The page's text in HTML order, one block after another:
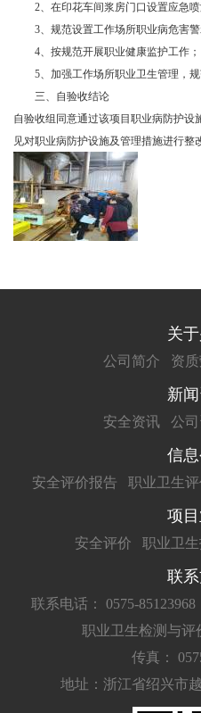
2、在印花车间浆房门口设置应急喷
3、规范设置工作场所职业病危害警
4、按规范开展职业健康监护工作；
5、加强工作场所职业卫生管理，
三、自验收结论
自验收组同意通过该项目职业病防护
见对职业病防护设施及管理措施进行整
关
公司简介 资
新
安全资讯 公
信
安全评价报告 职业卫生
项
安全评价 职业卫
联
联系电话： 0575-85123968
职业卫生检测与评
传真：
地址：浙江省绍兴市